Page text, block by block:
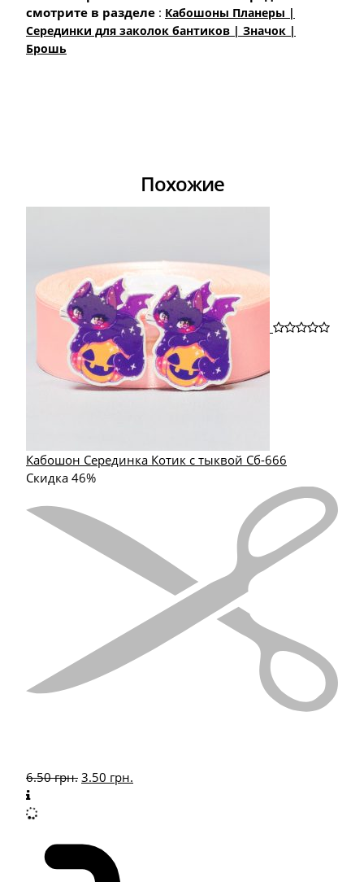
смотрите в разделе : Кабошоны Планеры |
Cерединки для заколок бантиков | Значок |
Брошь
Похожие
Кабошон Серединка Котик с тыквой Сб-666
Скидка 46%
6.50грн. 3.50 грн.